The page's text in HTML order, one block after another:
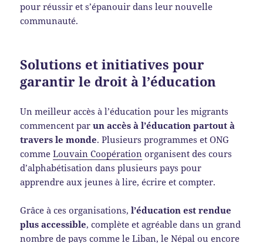
pour réussir et s’épanouir dans leur nouvelle
communauté.
Solutions et initiatives pour
garantir le droit à l’éducation
Un meilleur accès à l’éducation pour les migrants
commencent parun accès à l’éducation partout à
travers le monde. Plusieurs programmes et ONG
commeLouvain Coopération organisent des cours
d’alphabétisation dans plusieurs pays pour
apprendre aux jeunes à lire, écrire et compter.
Grâce à ces organisations,l’éducation est rendue
plus accessible, complète et agréable dans un grand
nombre de pays comme le Liban, le Népal ou encore